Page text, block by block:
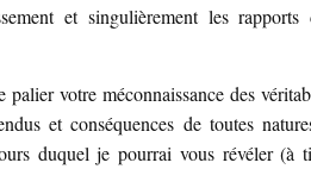
et singulièrement les
votre méconnaissance des
et conséquences de toutes
duquel je pourrai vous révéler (à